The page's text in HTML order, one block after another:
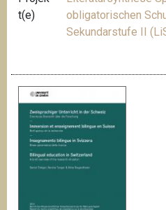
t(e)
obligatorischen
Sekundarstufe II